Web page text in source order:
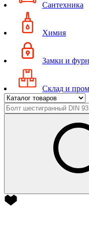
Сантехника
Химия
Замки и
Склад и